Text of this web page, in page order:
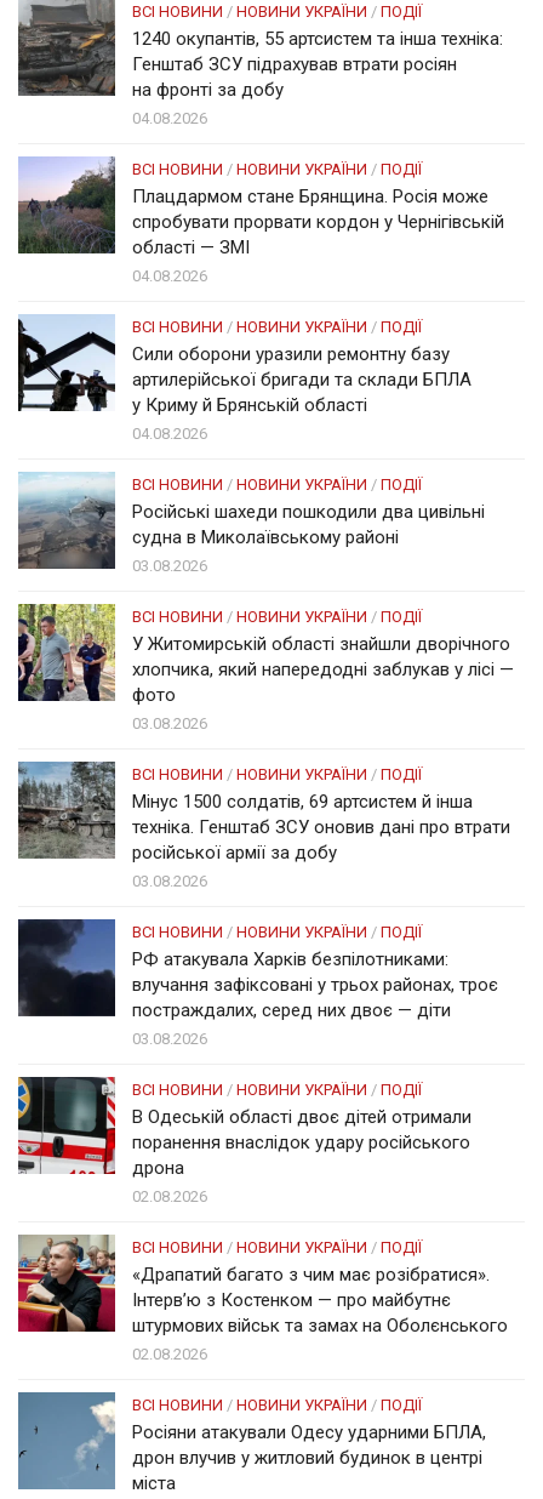
ВСІ НОВИНИ / НОВИНИ УКРАЇНИ / ПОДІЇ
1240 окупантів, 55 артсистем та інша техніка:
Генштаб ЗСУ підрахував втрати росіян
на фронті за добу
04.08.2026
ВСІ НОВИНИ / НОВИНИ УКРАЇНИ / ПОДІЇ
Плацдармом стане Брянщина. Росія може
спробувати прорвати кордон у Чернігівській
області — ЗМІ
04.08.2026
ВСІ НОВИНИ / НОВИНИ УКРАЇНИ / ПОДІЇ
Сили оборони уразили ремонтну базу
артилерійської бригади та склади БПЛА
у Криму й Брянській області
04.08.2026
ВСІ НОВИНИ / НОВИНИ УКРАЇНИ / ПОДІЇ
Російські шахеди пошкодили два цивільні
судна в Миколаївському районі
03.08.2026
ВСІ НОВИНИ / НОВИНИ УКРАЇНИ / ПОДІЇ
У Житомирській області знайшли дворічного
хлопчика, який напередодні заблукав у лісі —
фото
03.08.2026
ВСІ НОВИНИ / НОВИНИ УКРАЇНИ / ПОДІЇ
Мінус 1500 солдатів, 69 артсистем й інша
техніка. Генштаб ЗСУ оновив дані про втрати
російської армії за добу
03.08.2026
ВСІ НОВИНИ / НОВИНИ УКРАЇНИ / ПОДІЇ
РФ атакувала Харків безпілотниками:
влучання зафіксовані у трьох районах, троє
постраждалих, серед них двоє — діти
03.08.2026
ВСІ НОВИНИ / НОВИНИ УКРАЇНИ / ПОДІЇ
В Одеській області двоє дітей отримали
поранення внаслідок удару російського
дрона
02.08.2026
ВСІ НОВИНИ / НОВИНИ УКРАЇНИ / ПОДІЇ
«Драпатий багато з чим має розібратися».
Інтерв’ю з Костенком — про майбутнє
штурмових військ та замах на Оболєнського
02.08.2026
ВСІ НОВИНИ / НОВИНИ УКРАЇНИ / ПОДІЇ
Росіяни атакували Одесу ударними БПЛА,
дрон влучив у житловий будинок в центрі
міста